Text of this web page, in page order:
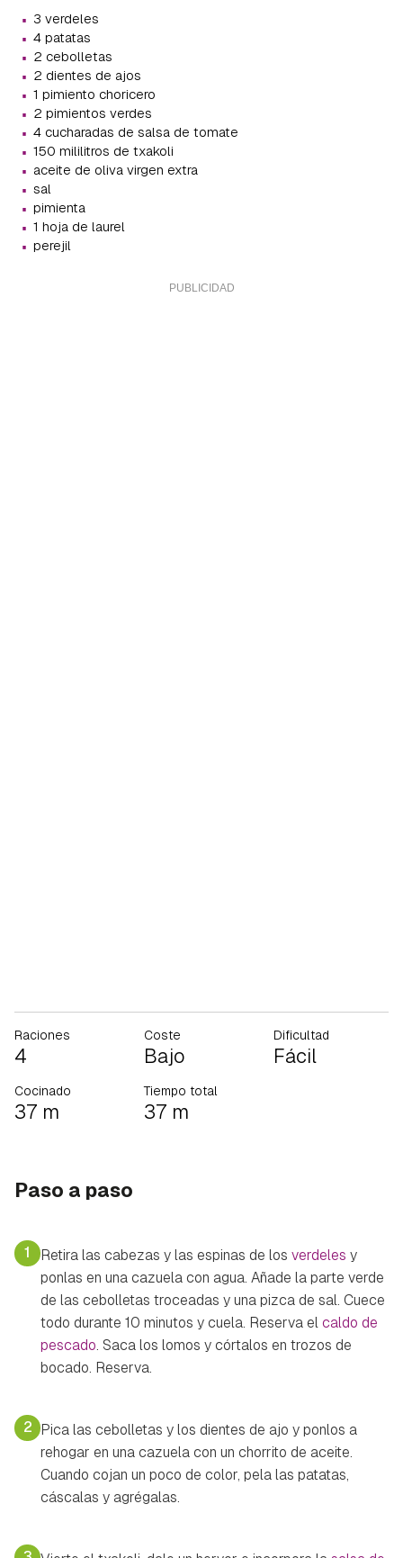
· 3 verdeles
· 4 patatas
· 2 cebolletas
· 2 dientes de ajos
· 1 pimiento choricero
· 2 pimientos verdes
· 4 cucharadas de salsa de tomate
· 150 mililitros de txakoli
· aceite de oliva virgen extra
· sal
· pimienta
· 1 hoja de laurel
· perejil
Raciones
4
Coste
Bajo
Dificultad
Fácil
Cocinado
37 m
Tiempo total
37 m
Paso a paso
1 Retira las cabezas y las espinas de los verdeles y
ponlas en una cazuela con agua. Añade la parte verde
de las cebolletas troceadas y una pizca de sal. Cuece
todo durante 10 minutos y cuela. Reserva elcaldo de
pescado. Saca los lomos y córtalos en trozos de
bocado. Reserva.
2 Pica las cebolletas y los dientes de ajo y ponlos a
rehogar en una cazuela con un chorrito de aceite.
Cuando cojan un poco de color, pela las patatas,
cáscalas y agrégalas.